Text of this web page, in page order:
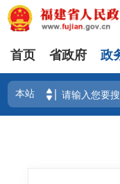
首页 省政府 政